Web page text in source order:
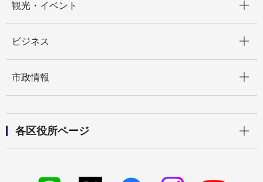
観光・イベント
ビジネス
市政情報
各区役所ページ